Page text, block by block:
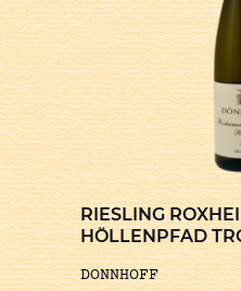
RIESLING
HÖLLENPFAD
DONNHOFF